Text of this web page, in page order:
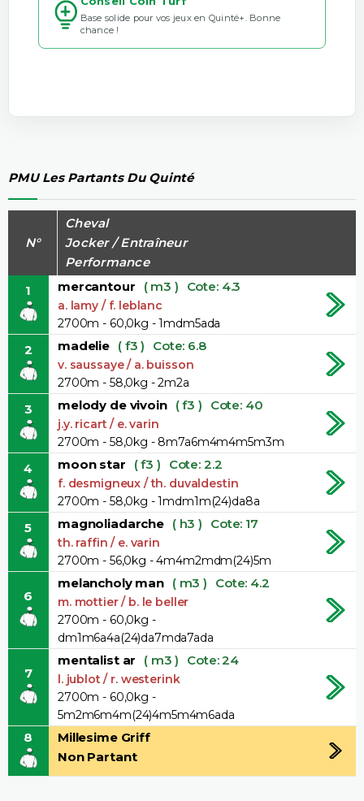
Base solide pour vos jeux en Quinté+. Bonne
chance !
PMU Les Partants Du Quinté
N°
Cheval
Jocker / Entraîneur
Performance
1
mercantour ( m3 ) Cote: 4.3
a. lamy / f. leblanc
2700m - 60,0kg - 1mdm5ada
2 madelie ( f3 ) Cote: 6.8
v. saussaye / a. buisson
2700m - 58,0kg - 2m2a
3 melody de vivoin ( f3 ) Cote: 40
j.y. ricart / e. varin
2700m - 58,0kg - 8m7a6m4m4m5m3m
4 moon star ( f3 ) Cote: 2.2
f. desmigneux / th. duvaldestin
2700m - 58,0kg - 1mdm1m(24)da8a
5 magnoliadarche ( h3 ) Cote: 17
th. raffin / e. varin
2700m - 56,0kg - 4m4m2mdm(24)5m
6
melancholy man ( m3 ) Cote: 4.2
m. mottier / b. le beller
2700m - 60,0kg -
dm1m6a4a(24)da7mda7ada
7
mentalist ar ( m3 ) Cote: 24
l. jublot / r. westerink
2700m - 60,0kg -
5m2m6m4m(24)4m5m4m6ada
8
Millesime Griff
Non Partant